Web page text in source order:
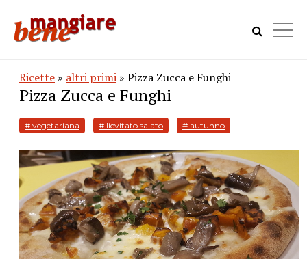
Ricette » altri primi » Pizza Zucca e Funghi
Pizza Zucca e Funghi
# vegetariana # lievitato salato # autunno